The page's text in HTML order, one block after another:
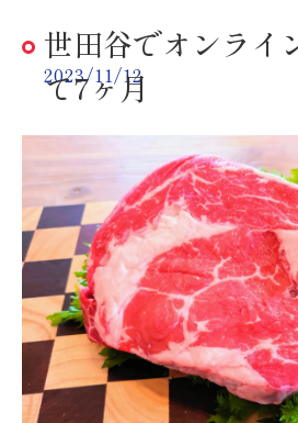
世田谷でオンライ
て7ヶ月
2023/11/12